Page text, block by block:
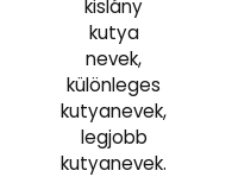
kislány
kutya
nevek,
különleges
kutyanevek,
legjobb
kutyanevek.